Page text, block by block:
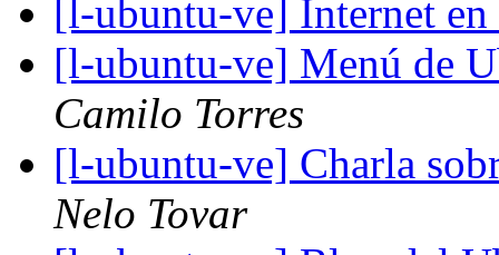
[l-ubuntu-ve] Internet
[l-ubuntu-ve] Menú de
Camilo Torres
[l-ubuntu-ve] Charla
Nelo Tovar